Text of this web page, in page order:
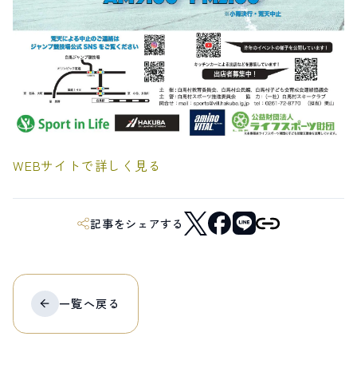
白馬村観光局インフォメーション
Snow Peak LAND STATION HAKUBA内
営業時間：9:00～17:00
TEL.0261-85-4210 / FAX.0261-85-4240
サイト内検索
白馬村までのアクセス
白馬村内の交通情報
採用情報
プライバシーポリシー
利用規約
WEBサイトで詳しく見る
記事をシェアする
一覧へ戻る